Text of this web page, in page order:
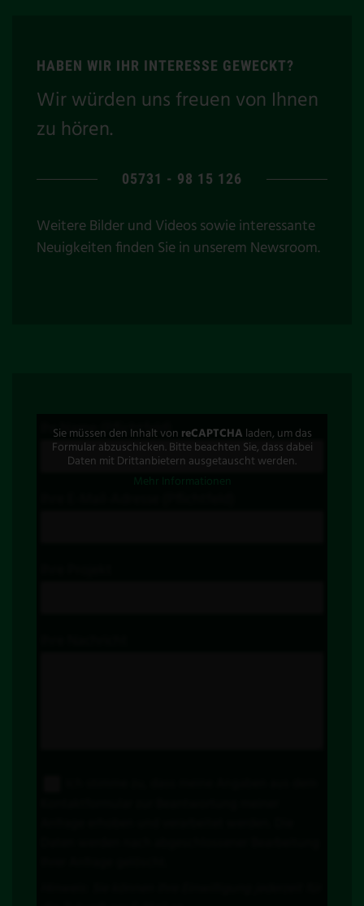
HABEN WIR IHR INTERESSE GEWECKT?
Wir würden uns freuen von Ihnen
zu hören.
05731 - 98 15 126
Weitere Bilder und Videos sowie interessante
Neuigkeiten finden Sie in unserem Newsroom.
Ihr Name (Pflichtfeld)
Sie müssen den Inhalt von reCAPTCHA laden, um das
Formular abzuschicken. Bitte beachten Sie, dass dabei
Daten mit Drittanbietern ausgetauscht werden.
Mehr Informationen